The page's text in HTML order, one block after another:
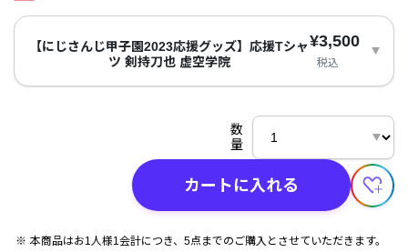
【にじさんじ甲子園2023応援グッズ】応援Tシャ
ツ 剣持刀也 虚空学院
¥3,500
税込
数
量
カートに入れる
本商品はお1人様1会計につき、5点までのご購入とさせていただきます。